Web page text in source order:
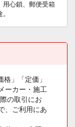
用心鎖、郵便受箱
」「定価」
ーカー・施工
の取引にお
、ご利用にあ